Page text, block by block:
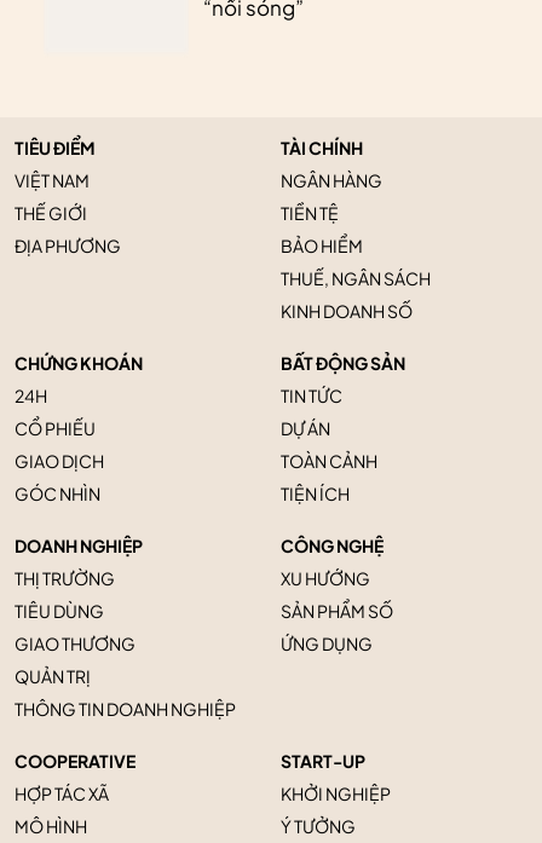
“nổi sóng”
TIÊU ĐIỂM
VIỆT NAM
THẾ GIỚI
ĐỊA PHƯƠNG
TÀI CHÍNH
NGÂN HÀNG
TIỀN TỆ
BẢO HIỂM
THUẾ, NGÂN SÁCH
KINH DOANH SỐ
CHỨNG KHOÁN
24H
CỔ PHIẾU
GIAO DỊCH
GÓC NHÌN
BẤT ĐỘNG SẢN
TIN TỨC
DỰ ÁN
TOÀN CẢNH
TIỆN ÍCH
DOANH NGHIỆP
THỊ TRƯỜNG
TIÊU DÙNG
GIAO THƯƠNG
QUẢN TRỊ
THÔNG TIN DOANH NGHIỆP
CÔNG NGHỆ
XU HƯỚNG
SẢN PHẨM SỐ
ỨNG DỤNG
COOPERATIVE
HỢP TÁC XÃ
MÔ HÌNH
START-UP
KHỞI NGHIỆP
Ý TƯỞNG